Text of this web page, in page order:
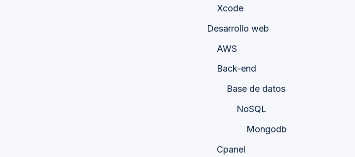
Xcode
Desarrollo web
AWS
Back-end
Base de datos
NoSQL
Mongodb
Cpanel